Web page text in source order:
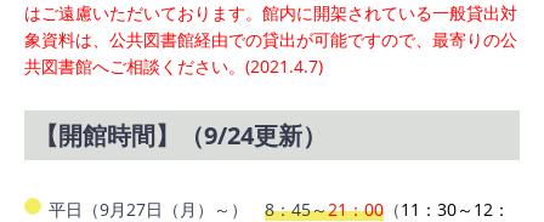
はご遠慮いただいております。館内に開架されている一般貸出対
象資料は、公共図書館経由での貸出が可能ですので、最寄りの公
共図書館へご相談ください。(2021.4.7)
【開館時間】（9/24更新）
平日（9月27日（月）～） 8：45～21：00 （11：30～12：